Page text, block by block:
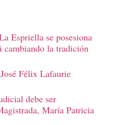
Espriella se posesiona
cambiando la tradición
Félix Lafaurie
debe ser
María Patricia